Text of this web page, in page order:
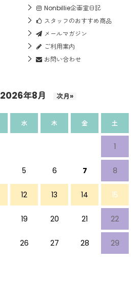
Nonbillie企画室日記
スタッフのおすすめ商品
メールマガジン
ご利用案内
お問い合わせ
2026年8月 次月»
水 木 金 土
1
5 6 7 8
12 13 14 15
19 20 21 22
26 27 28 29